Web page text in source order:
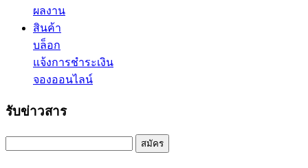
ผลงาน
สินค้า
บล็อก
แจ้งการชำระเงิน
จองออนไลน์
รับข่าวสาร
สมัคร